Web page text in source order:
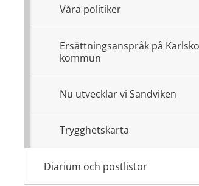
Våra politiker
Ersättningsanspråk på
kommun
Nu utvecklar vi Sandviken
Trygghetskarta
Diarium och postlistor